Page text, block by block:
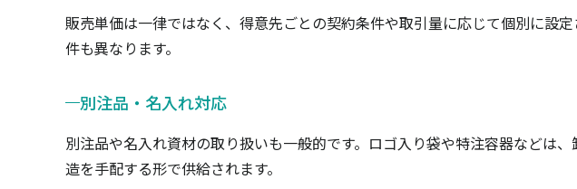
販売単価は一律ではなく、得意先ごとの契約条件や取引量に応じて個別に設
件も異なります。
別注品・名入れ対応
別注品や名入れ資材の取り扱いも一般的です。ロゴ入り袋や特注容器などは
造を手配する形で供給されます。